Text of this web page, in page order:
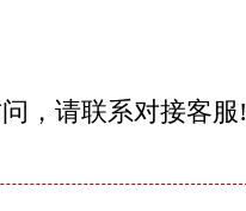
，请联系对接客服!